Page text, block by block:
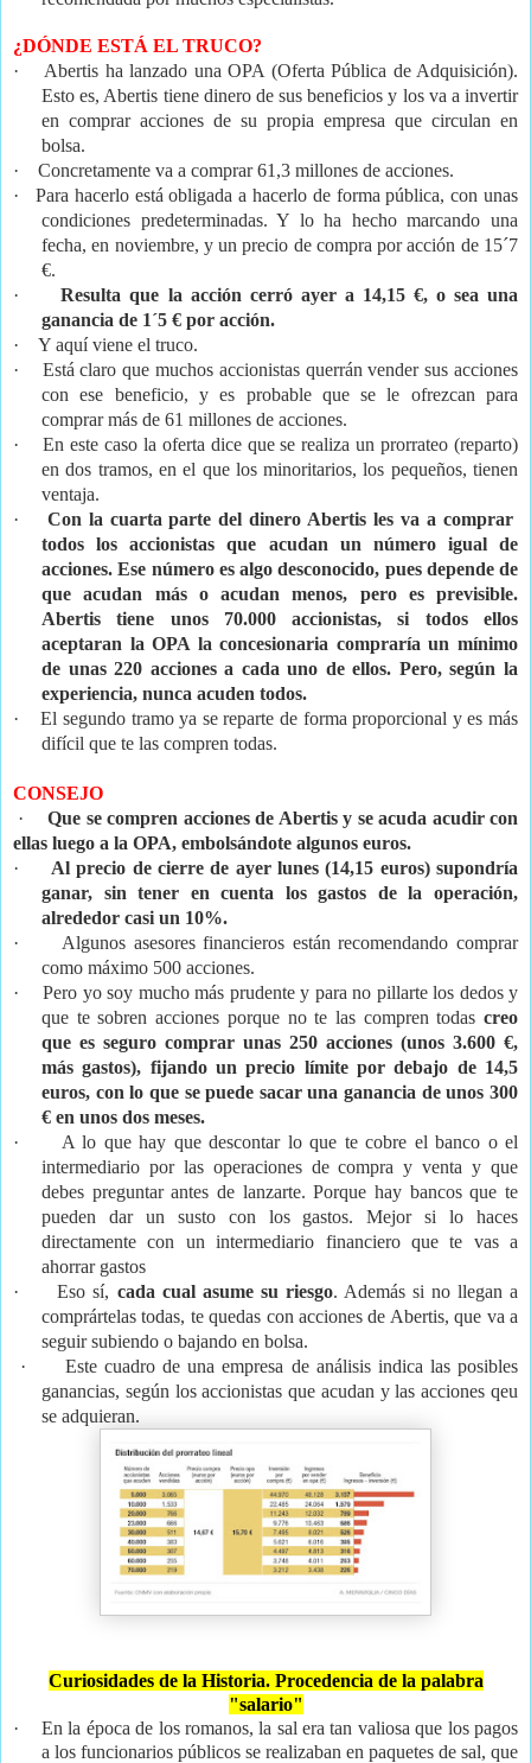
¿DÓNDE ESTÁ EL TRUCO?
·
Abertis ha lanzado una OPA (Oferta Pública de Adquisición).
Esto es, Abertis tiene dinero de sus beneficios y los va a invertir
en comprar acciones de su propia empresa que circulan en
bolsa.
·
Concretamente va a comprar 61,3 millones de acciones.
·
Para hacerlo está obligada a hacerlo de forma pública, con unas
condiciones predeterminadas. Y lo ha hecho marcando una
fecha, en noviembre, y un precio de compra por acción de 15´7
€.
·
Resulta que la acción cerró ayer a 14,15 €, o sea una
ganancia de 1´5 € por acción.
·
Y aquí viene el truco.
·
Está claro que muchos accionistas querrán vender sus acciones
con ese beneficio, y es probable que se le ofrezcan para
comprar más de 61 millones de acciones.
·
En este caso la oferta dice que se realiza un prorrateo (reparto)
en dos tramos, en el que los minoritarios, los pequeños, tienen
ventaja.
·
Con la cuarta parte del dinero Abertis les va a comprar
todos los accionistas que acudan un número igual de
acciones. Ese número es algo desconocido, pues depende de
que acudan más o acudan menos, pero es previsible.
Abertis tiene unos 70.000 accionistas, si todos ellos
aceptaran la OPA la concesionaria compraría un mínimo
de unas 220 acciones a cada uno de ellos. Pero, según la
experiencia, nunca acuden todos.
·
El segundo tramo ya se reparte de forma proporcional y es más
difícil que te las compren todas.
CONSEJO
·
Que se compren acciones de Abertis y se acuda acudir con
ellas luego a la OPA, embolsándote algunos euros.
·
Al precio de cierre de ayer lunes (14,15 euros) supondría
ganar, sin tener en cuenta los gastos de la operación,
alrededor casi un 10%.
·
Algunos asesores financieros están recomendando comprar
como máximo 500 acciones.
·
Pero yo soy mucho más prudente y para no pillarte los dedos y
que te sobren acciones porque no te las compren todas creo
que es seguro comprar unas 250 acciones (unos 3.600 €,
más gastos), fijando un precio límite por debajo de 14,5
euros, con lo que se puede sacar una ganancia de unos 300
€ en unos dos meses.
·
A lo que hay que descontar lo que te cobre el banco o el
intermediario por las operaciones de compra y venta y que
debes preguntar antes de lanzarte. Porque hay bancos que te
pueden dar un susto con los gastos. Mejor si lo haces
directamente con un intermediario financiero que te vas a
ahorrar gastos
·
Eso sí, cada cual asume su riesgo. Además si no llegan a
comprártelas todas, te quedas con acciones de Abertis, que va a
seguir subiendo o bajando en bolsa.
·
Este cuadro de una empresa de análisis indica las posibles
ganancias, según los accionistas que acudan y las acciones qeu
se adquieran.
Curiosidades de la Historia. Procedencia de la palabra
"salario"
·
En la época de los romanos, la sal era tan valiosa que los pagos
a los funcionarios públicos se realizaban en paquetes de sal, que